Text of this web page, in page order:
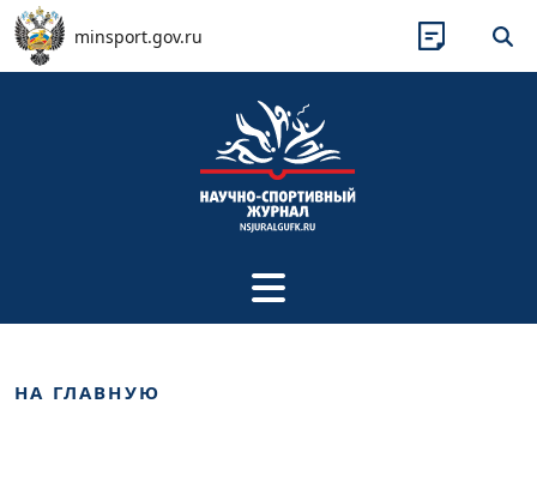
Перейти к основному содержанию
minsport.gov.ru
НА ГЛАВНУЮ